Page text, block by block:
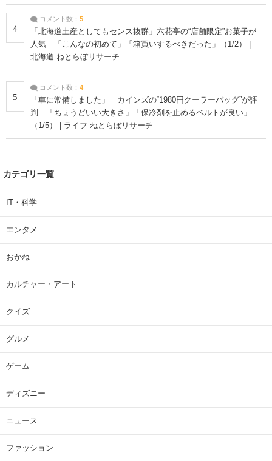
4
コメント数： 5
「北海道土産としてもセンス抜群」六花亭の“店舗限定”お菓子が
人気 「こんなの初めて」「箱買いするべきだった」（1/2） |
北海道 ねとらぼリサーチ
5
コメント数： 4
「車に常備しました」 カインズの“1980円クーラーバッグ”が評
判 「ちょうどいい大きさ」「保冷剤を止めるベルトが良い」
（1/5） | ライフ ねとらぼリサーチ
カテゴリ一覧
IT・科学
エンタメ
おかね
カルチャー・アート
クイズ
グルメ
ゲーム
ディズニー
ニュース
ファッション